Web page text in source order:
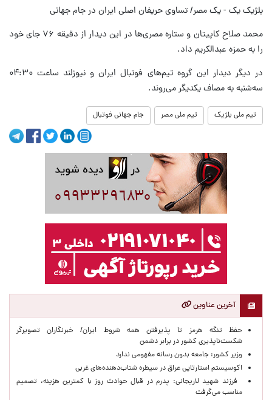
بلژیک یک - یک مصر/ تساوی حریفان اصلی ایران در جام جهانی
محمد صلاح کاپیتان و ستاره مصری‌ها در این دیدار از دقیقه ۷۶ جای خود
را به حمزه عبدالکریم داد.
در دیگر دیدار این گروه تیم‌های فوتبال ایران و نیوزلند ساعت ۰۴:۳۰
سه‌شنبه به مصاف یکدیگر می‌روند.
تیم ملی بلژیک تیم ملی مصر جام جهانی فوتبال
آخرین عناوین
حفظ تنگه هرمز تا پذیرفتن همه شروط ایران/ خبرنگاران تصویرگر
شکست‌ناپذیری کشور در برابر دشمن
وزیر کشور: جامعه بدون رسانه مفهومی ندارد
اکوسیستم استارتاپی عراق در سیطره شتاب‌دهنده‌‌های غربی
فرزند شهید لاریجانی: پدرم در قبال حوادث روز با کمترین هزینه، تصمیم
مناسب می‌گرفت